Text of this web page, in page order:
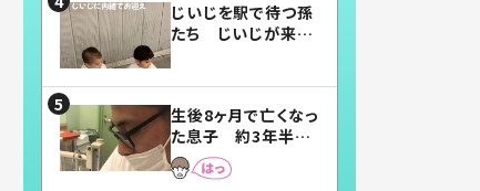
じいじを駅で待つ孫
たち じいじが来た
まらない」「幸せにな
れる」
生後8ヶ月で亡くなっ
た息子 約3年半
後、当時の妻の日記
に書いてあった本音